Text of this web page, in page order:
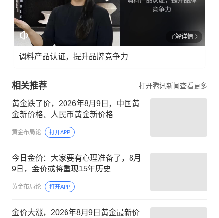
了解详情
调料产品认证，提升品牌竞争力
相关推荐 打开腾讯新闻查看更多
黄金跌了价，2026年8月9日，中国黄
金新价格、人民币黄金新价格
黄金布局论 打开APP
今日金价：大家要有心理准备了，8月
9日，金价或将重现15年历史
黄金布局论 打开APP
金价大涨，2026年8月9日黄金最新价